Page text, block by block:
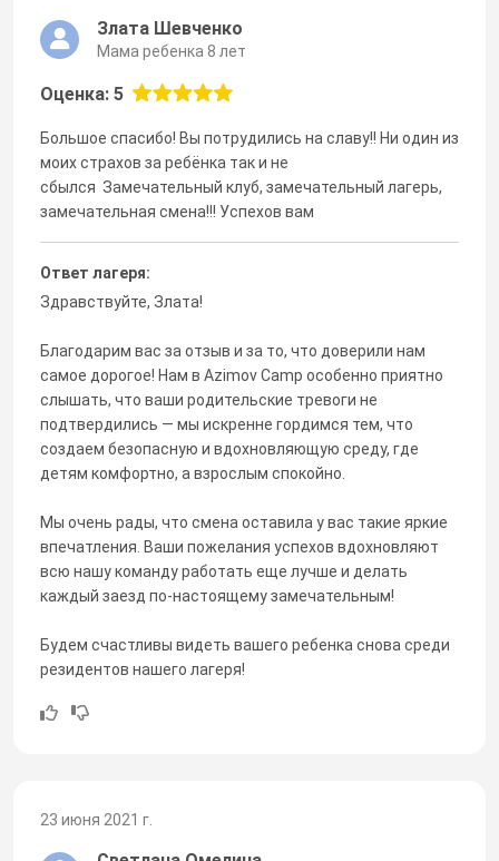
Злата Шевченко
Мама ребенка 8 лет
Оценка: 5
Большое спасибо! Вы потрудились на славу!! Ни один из
моих страхов за ребёнка так и не
сбылся Замечательный клуб, замечательный лагерь,
замечательная смена!!! Успехов вам
Ответ лагеря:
Здравствуйте, Злата!
Благодарим вас за отзыв и за то, что доверили нам
самое дорогое! Нам в Azimov Camp особенно приятно
слышать, что ваши родительские тревоги не
подтвердились — мы искренне гордимся тем, что
создаем безопасную и вдохновляющую среду, где
детям комфортно, а взрослым спокойно.
Мы очень рады, что смена оставила у вас такие яркие
впечатления. Ваши пожелания успехов вдохновляют
всю нашу команду работать еще лучше и делать
каждый заезд по-настоящему замечательным!
Будем счастливы видеть вашего ребенка снова среди
резидентов нашего лагеря!
23 июня 2021 г.